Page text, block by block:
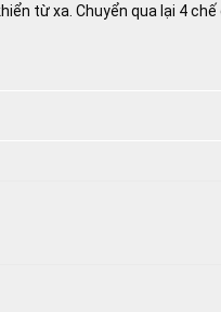
từ xa. Chuyển qua lại 4 chế